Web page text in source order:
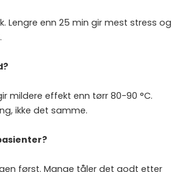
Lengre enn 25 min gir mest stress og
mildere effekt enn tørr 80-90 °C.
ikke det samme.
først. Mange tåler det godt etter